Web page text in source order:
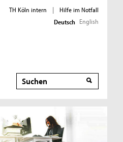
TH Köln intern |
Hilfe im Notfall
Deutsch English
Suche